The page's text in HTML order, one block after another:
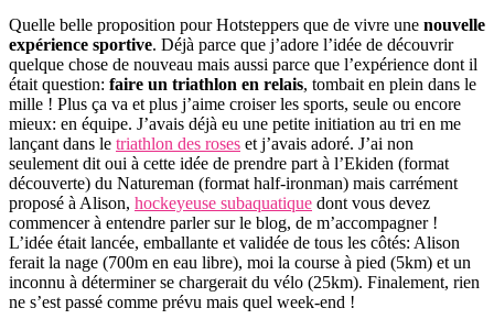
Quelle belle proposition pour Hotsteppers que de vivre une nouvelle
expérience sportive. Déjà parce que j’adore l’idée de découvrir
quelque chose de nouveau mais aussi parce que l’expérience dont il
était question: faire un triathlon en relais, tombait en plein dans le
mille ! Plus ça va et plus j’aime croiser les sports, seule ou encore
mieux: en équipe. J’avais déjà eu une petite initiation au tri en me
lançant dans le triathlon des roses et j’avais adoré. J’ai non
seulement dit oui à cette idée de prendre part à l’Ekiden (format
découverte) du Natureman (format half-ironman) mais carrément
proposé à Alison, hockeyeuse subaquatique dont vous devez
commencer à entendre parler sur le blog, de m’accompagner !
L’idée était lancée, emballante et validée de tous les côtés: Alison
ferait la nage (700m en eau libre), moi la course à pied (5km) et un
inconnu à déterminer se chargerait du vélo (25km). Finalement, rien
ne s’est passé comme prévu mais quel week-end !